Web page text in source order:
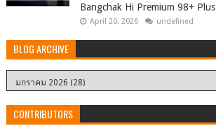
Bangchak Hi Premium 98+ Plus
April 20, 2026 undefined
BLOG ARCHIVE
CONTRIBUTORS